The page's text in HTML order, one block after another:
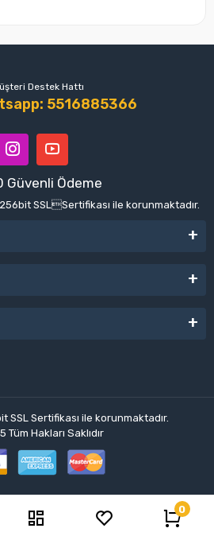
Destek Hattı
5516885366
Güvenli Ödeme
SSLSertifikası ile korunmaktadır.
SSL Sertifikası ile korunmaktadır.
Tüm Hakları Saklıdır
0